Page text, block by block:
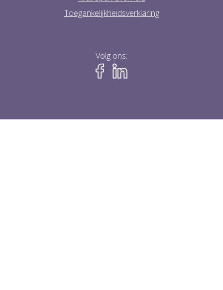
Toegankelijkheidsverklaring
Volg ons: